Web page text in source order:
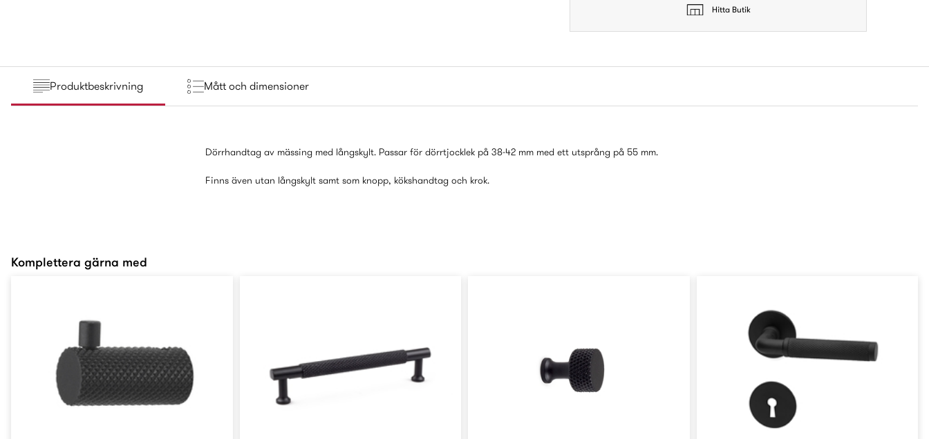
Hitta Butik
Produktbeskrivning Mått och dimensioner
Dörrhandtag av mässing med långskylt. Passar för dörrtjocklek på 38-42 mm med ett utsprång på 55 mm.
Finns även utan långskylt samt som knopp, kökshandtag och krok.
Komplettera gärna med